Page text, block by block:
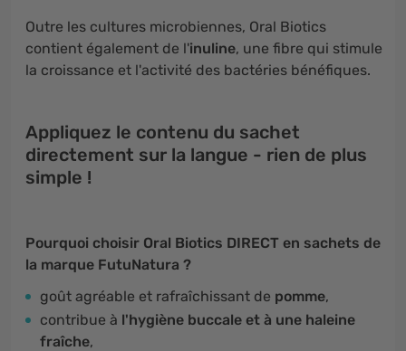
Outre les cultures microbiennes, Oral Biotics
contient également de l'inuline, une fibre qui stimule
la croissance et l'activité des bactéries bénéfiques.
Appliquez le contenu du sachet
directement sur la langue - rien de plus
simple !
Pourquoi choisir Oral Biotics DIRECT en sachets de
la marque FutuNatura ?
goût agréable et rafraîchissant de pomme,
contribue à l'hygiène buccale et à une haleine
fraîche,